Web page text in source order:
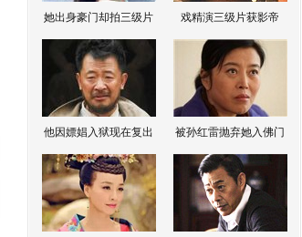
她出身豪门却拍三级片 戏精演三级片获影帝
他因嫖娼入狱现在复出 被孙红雷抛弃她入佛门